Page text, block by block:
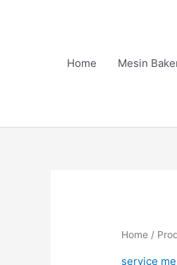
Home
Mesin
Home /
service